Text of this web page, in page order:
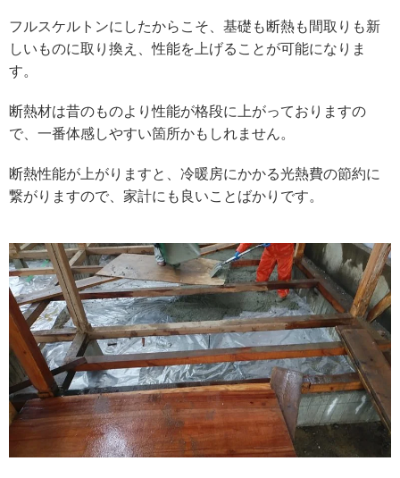
フルスケルトンにしたからこそ、基礎も断熱も間取りも新
しいものに取り換え、性能を上げることが可能になりま
す。
断熱材は昔のものより性能が格段に上がっておりますの
で、一番体感しやすい箇所かもしれません。
断熱性能が上がりますと、冷暖房にかかる光熱費の節約に
繋がりますので、家計にも良いことばかりです。